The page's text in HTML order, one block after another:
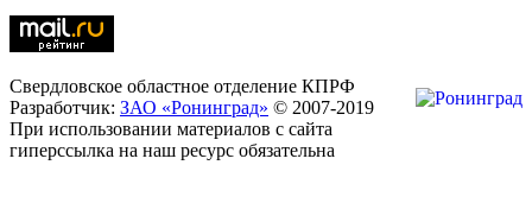
Свердловское областное отделение КПРФ
Разработчик: ЗАО «Ронинград» © 2007-2019
При использовании материалов с сайта
гиперссылка на наш ресурс обязательна